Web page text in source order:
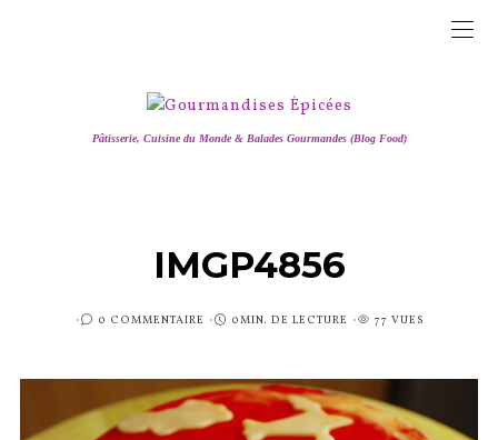
Pâtisserie, Cuisine du Monde & Balades Gourmandes (Blog Food)
IMGP4856
PUBLIÉ0 COMMENTAIRE 0MIN. DE LECTURE 77 VUES